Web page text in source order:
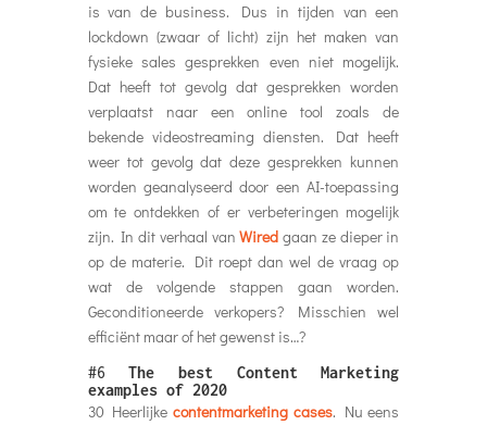
is van de business. Dus in tijden van een
lockdown (zwaar of licht) zijn het maken van
fysieke sales gesprekken even niet mogelijk.
Dat heeft tot gevolg dat gesprekken worden
verplaatst naar een online tool zoals de
bekende videostreaming diensten. Dat heeft
weer tot gevolg dat deze gesprekken kunnen
worden geanalyseerd door een AI-toepassing
om te ontdekken of er verbeteringen mogelijk
zijn. In dit verhaal vanWired gaan ze dieper in
op de materie. Dit roept dan wel de vraag op
wat de volgende stappen gaan worden.
Geconditioneerde verkopers? Misschien wel
efficiënt maar of het gewenst is…?
#6The best Content Marketing
examples of 2020
30 Heerlijkecontentmarketing cases. Nu eens